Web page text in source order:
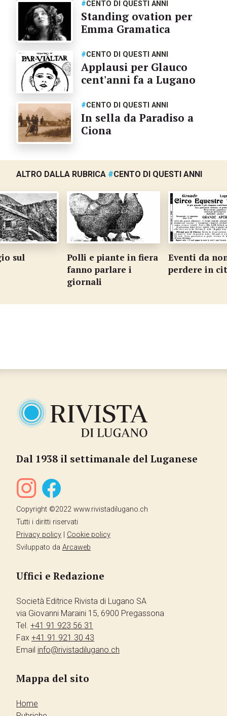
#CENTO DI QUESTI ANNI
Standing ovation per
Emma Gramatica
#CENTO DI QUESTI ANNI
Applausi per Glauco
cent'anni fa a Lugano
#CENTO DI QUESTI ANNI
In sella da Paradiso a
Ciona
ALTRO DALLA RUBRICA #CENTO DI QUESTI ANNI
sul
Polli e piante in fiera
fanno parlare i
giornali
Eventi da
perdere in
Dal 1938 il settimanale del Luganese
Copyright ©2022 www.rivistadilugano.ch
Tutti i diritti riservati
Privacy policy
Cookie policy
Sviluppato da Arcaweb
Uffici e Redazione
Società Editrice Rivista di Lugano SA
via Giovanni Maraini 15, 6900 Pregassona
Tel. +41 91 923 56 31
Fax +41 91 921 30 43
Email info@rivistadilugano.ch
Mappa del sito
Home